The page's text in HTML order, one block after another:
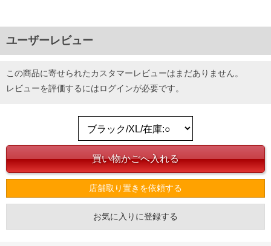
ユーザーレビュー
この商品に寄せられたカスタマーレビューはまだありません。
レビューを評価するにはログインが必要です。
店舗取り置きを依頼する
お気に入りに登録する